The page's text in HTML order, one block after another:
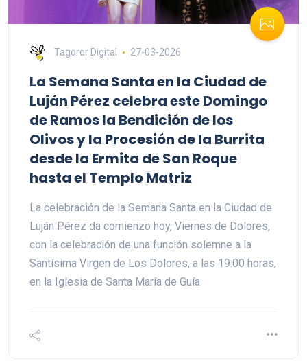
Tagoror Digital 27-03-2026
La Semana Santa en la Ciudad de
Luján Pérez celebra este Domingo
de Ramos la Bendición de los
Olivos y la Procesión de la Burrita
desde la Ermita de San Roque
hasta el Templo Matriz
La celebración de la Semana Santa en la Ciudad de
Luján Pérez da comienzo hoy, Viernes de Dolores,
con la celebración de una función solemne a la
Santísima Virgen de Los Dolores, a las 19:00 horas,
en la Iglesia de Santa María de Guía